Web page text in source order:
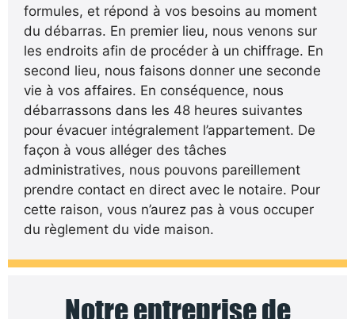
formules, et répond à vos besoins au moment
du débarras. En premier lieu, nous venons sur
les endroits afin de procéder à un chiffrage. En
second lieu, nous faisons donner une seconde
vie à vos affaires. En conséquence, nous
débarrassons dans les 48 heures suivantes
pour évacuer intégralement l’appartement. De
façon à vous alléger des tâches
administratives, nous pouvons pareillement
prendre contact en direct avec le notaire. Pour
cette raison, vous n’aurez pas à vous occuper
du règlement du vide maison.
Notre entreprise de